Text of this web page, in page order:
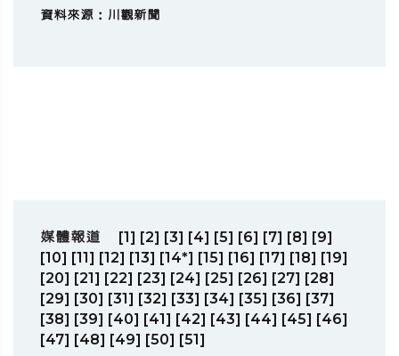
資料來源：川觀新聞
媒體報道 [1] [2] [3] [4] [5] [6] [7] [8] [9]
[10] [11] [12] [13] [14*] [15] [16] [17] [18] [19]
[20] [21] [22] [23] [24] [25] [26] [27] [28]
[29] [30] [31] [32] [33] [34] [35] [36] [37]
[38] [39] [40] [41] [42] [43] [44] [45] [46]
[47] [48] [49] [50] [51]